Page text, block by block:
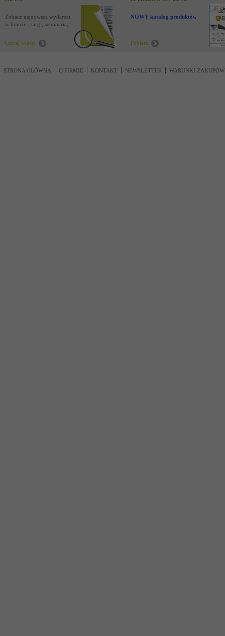
Zobacz najnowsze wydarzenia
w branży : targi, seminaria,
Czytaj więcej
NOWY katalog produktów !
Pobierz
STRONA GŁÓWNA O FIRMIE KONTAKT NEWSLETTER WARUNKI ZAKUPÓW